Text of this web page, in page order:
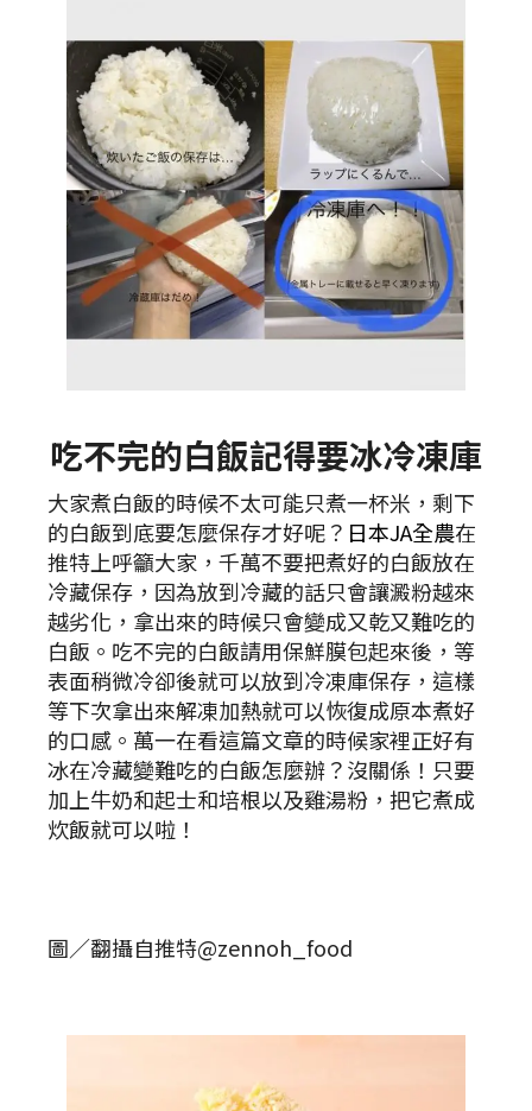
吃不完的白飯記得要冰冷凍庫
大家煮白飯的時候不太可能只煮一杯米，剩下
的白飯到底要怎麼保存才好呢？ 日本JA全農在
推特上呼籲大家，千萬不要把煮好的白飯放在
冷藏保存，因為放到冷藏的話只會讓澱粉越來
越劣化，拿出來的時候只會變成又乾又難吃的
白飯。吃不完的白飯請用保鮮膜包起來後，等
表面稍微冷卻後就可以放到冷凍庫保存，這樣
等下次拿出來解凍加熱就可以恢復成原本煮好
的口感。萬一在看這篇文章的時候家裡正好有
冰在冷藏變難吃的白飯怎麼辦？沒關係！只要
加上牛奶和起士和培根以及雞湯粉，把它煮成
炊飯就可以啦！
圖／翻攝自推特@zennoh_food